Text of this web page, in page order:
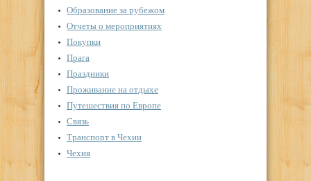
Образование за рубежом
Отчеты о мероприятиях
Покупки
Прага
Праздники
Проживание на отдыхе
Путешествия по Европе
Связь
Транспорт в Чехии
Чехия